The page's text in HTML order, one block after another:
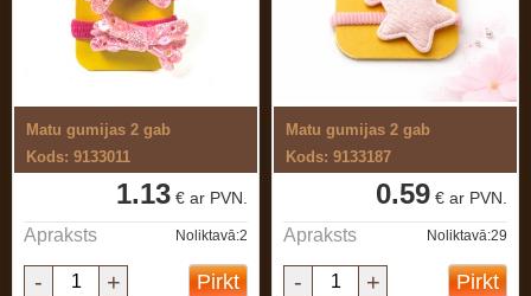
Matu gumijas 2 gab
Kods: 9133011
1.13 € ar PVN.
Apraksts Noliktavā:2
- + Pirkt
Matu gumijas 2 gab
Kods: 9133187
0.59 € ar PVN.
Apraksts Noliktavā:29
- + Pirkt